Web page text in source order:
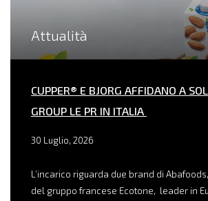
Attualità
CUPPER® E BJORG AFFIDANO A
GROUP LE PR IN ITALIA
30 Luglio, 2026
L’incarico riguarda due brand di
del gruppo francese Ecotone, leader in